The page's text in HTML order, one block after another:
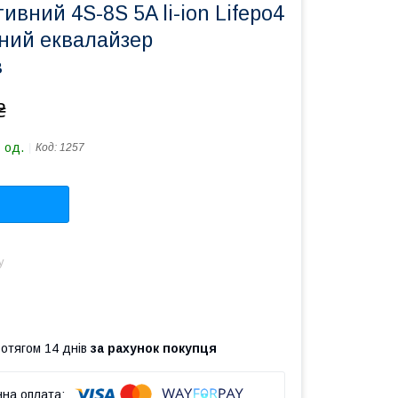
4S-8S 5A li-ion Lifepo4
еквалайзер
од. Код: 1257
14 днів за рахунок покупця